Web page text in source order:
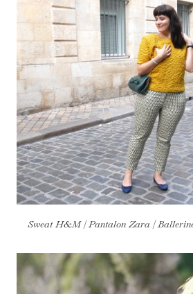
Sweat H&M | Pantalon Zara |